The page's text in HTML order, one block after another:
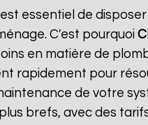
est essentiel de
C'est pourquoi
en matière de
rapidement pour
de votre
brefs, avec des